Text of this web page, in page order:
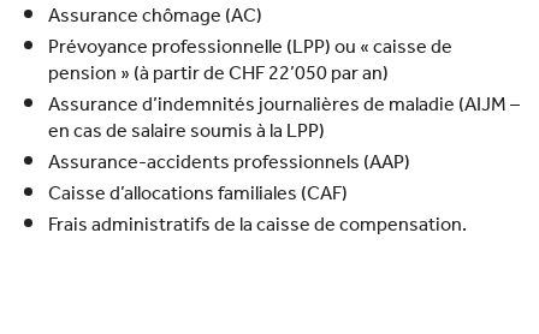
Assurance chômage (AC)
Prévoyance professionnelle (LPP) ou « caisse de
pension » (à partir de CHF 22’050 par an)
Assurance d’indemnités journalières de maladie (AIJM –
en cas de salaire soumis à la LPP)
Assurance-accidents professionnels (AAP)
Caisse d’allocations familiales (CAF)
Frais administratifs de la caisse de compensation.